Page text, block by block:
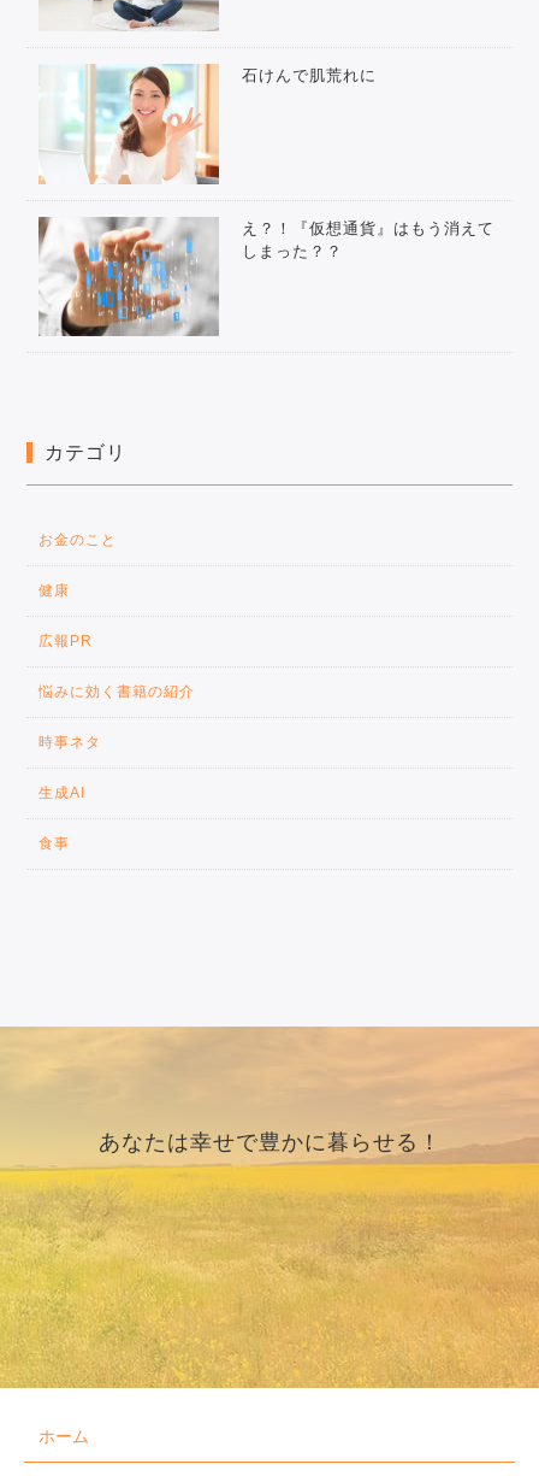
石けんで肌荒れに
え？！『仮想通貨』はもう消えて
しまった？？
カテゴリ
お金のこと
健康
広報PR
悩みに効く書籍の紹介
時事ネタ
生成AI
食事
あなたは幸せで豊かに暮らせる！
ホーム